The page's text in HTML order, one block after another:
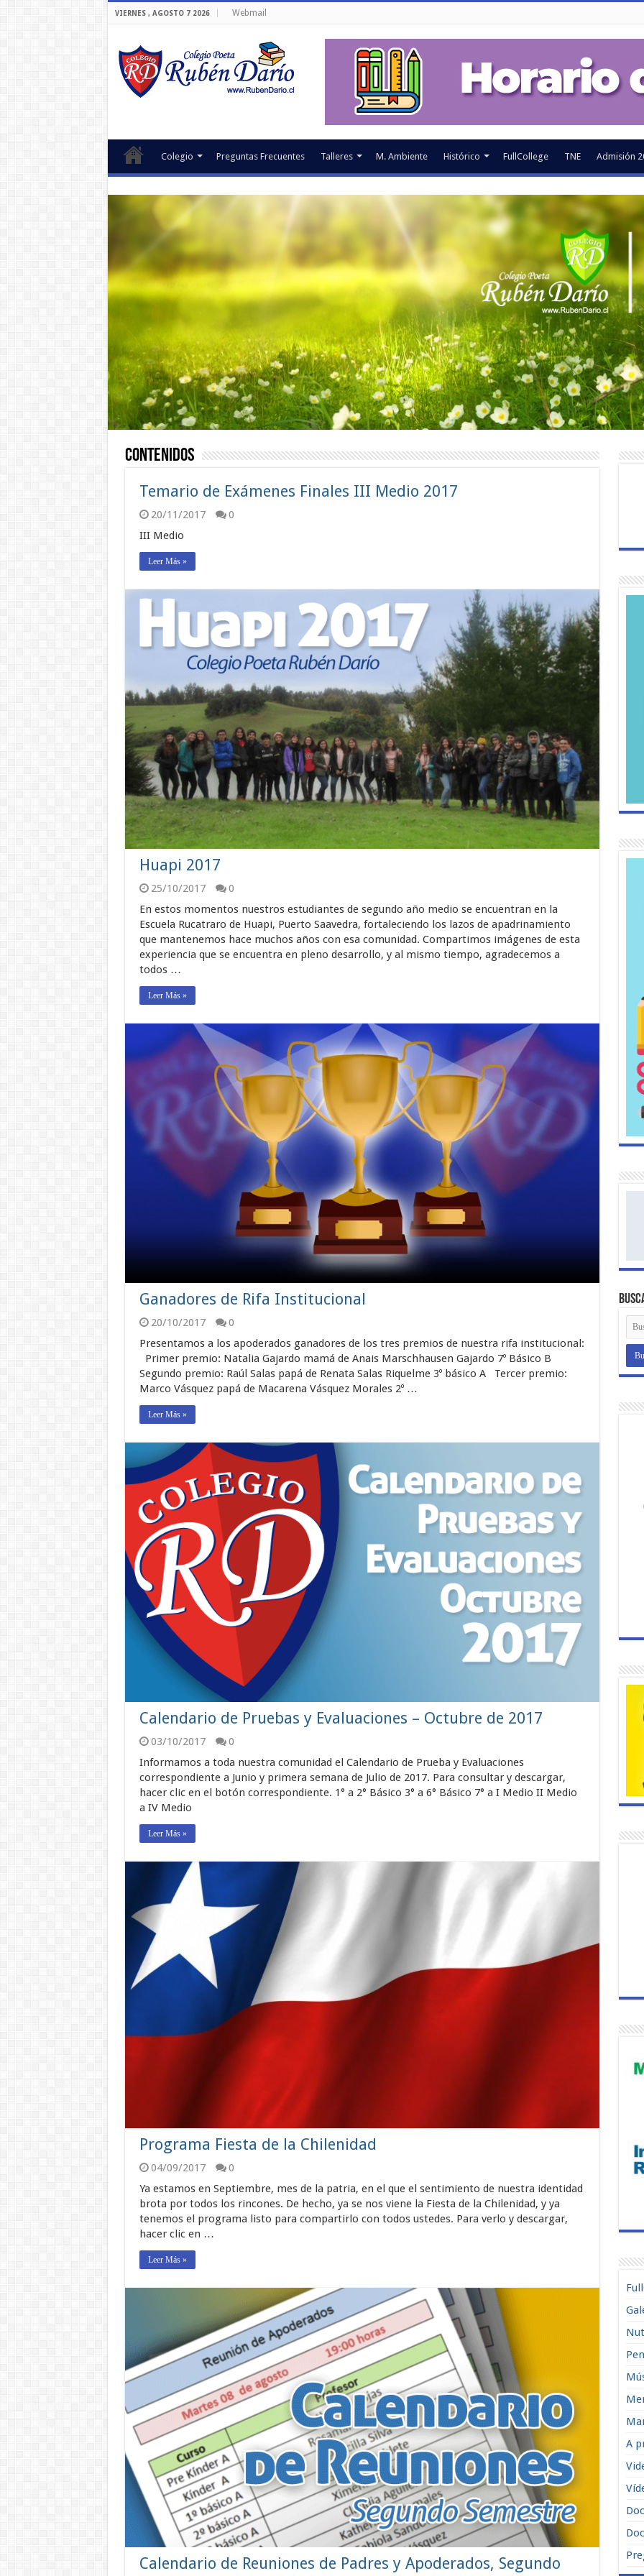
VIERNES , AGOSTO 7 2026 Webmail
Colegio Preguntas Frecuentes Talleres M. Ambiente Histórico FullCollege TNE Admisión
Contenidos
Temario de Exámenes Finales III Medio 2017
20/11/2017
0
III Medio
Leer Más »
Huapi 2017
25/10/2017
0
En estos momentos nuestros estudiantes de segundo año medio se encuentran en la
Escuela Rucatraro de Huapi, Puerto Saavedra, fortaleciendo los lazos de apadrinamiento
que mantenemos hace muchos años con esa comunidad. Compartimos imágenes de esta
experiencia que se encuentra en pleno desarrollo, y al mismo tiempo, agradecemos a
todos …
Leer Más »
Ganadores de Rifa Institucional
20/10/2017
0
Presentamos a los apoderados ganadores de los tres premios de nuestra rifa institucional:
Primer premio: Natalia Gajardo mamá de Anais Marschhausen Gajardo 7º Básico B
Segundo premio: Raúl Salas papá de Renata Salas Riquelme 3º básico A Tercer premio:
Marco Vásquez papá de Macarena Vásquez Morales 2º …
Leer Más »
Calendario de Pruebas y Evaluaciones – Octubre de 2017
03/10/2017
0
Informamos a toda nuestra comunidad el Calendario de Prueba y Evaluaciones
correspondiente a Junio y primera semana de Julio de 2017. Para consultar y descargar,
hacer clic en el botón correspondiente. 1° a 2° Básico 3° a 6° Básico 7° a I Medio II Medio
a IV Medio
Leer Más »
Programa Fiesta de la Chilenidad
04/09/2017
0
Ya estamos en Septiembre, mes de la patria, en el que el sentimiento de nuestra identidad
brota por todos los rincones. De hecho, ya se nos viene la Fiesta de la Chilenidad, y ya
tenemos el programa listo para compartirlo con todos ustedes. Para verlo y descargar,
hacer clic en …
Leer Más »
Calendario de Reuniones de Padres y Apoderados, Segundo
A